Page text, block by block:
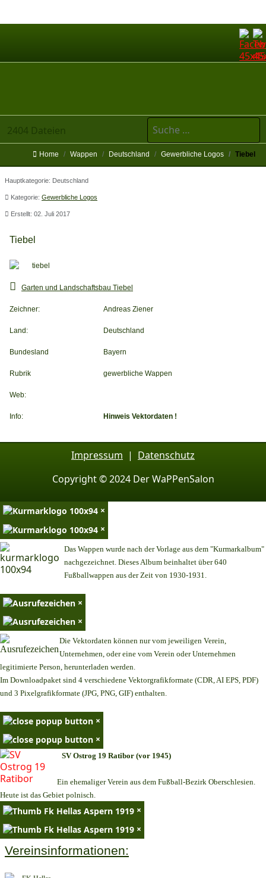
2404 Dateien
Suchen
Home Wappen Deutschland Gewerbliche Logos Tiebel
Hauptkategorie: Deutschland
Kategorie: Gewerbliche Logos
Erstellt: 02. Juli 2017
Tiebel
Garten und Landschaftsbau Tiebel
Zeichner: Andreas Ziener
Land: Deutschland
Bundesland Bayern
Rubrik gewerbliche Wappen
Web:
Info: Hinweis Vektordaten !
Impressum | Datenschutz
Copyright © 2024 Der WaPPenSalon
×
×
Das Wappen wurde nach der Vorlage aus dem "Kurmarkalbum"
nachgezeichnet. Dieses Album beinhaltet über 640
Fußballwappen aus der Zeit von 1930-1931.
×
×
Die Vektordaten können nur vom jeweiligen Verein,
Unternehmen, oder eine vom Verein oder Unternehmen
legitimierte Person, herunterladen werden.
Im Downloadpaket sind 4 verschiedene Vektorgrafikformate (CDR, AI EPS, PDF)
und 3 Pixelgrafikformate (JPG, PNG, GIF) enthalten.
×
×
SV Ostrog 19 Ratibor (vor 1945)
Ein ehemaliger Verein aus dem Fußball-Bezirk Oberschlesien.
Heute ist das Gebiet polnisch.
×
×
Vereinsinformationen: